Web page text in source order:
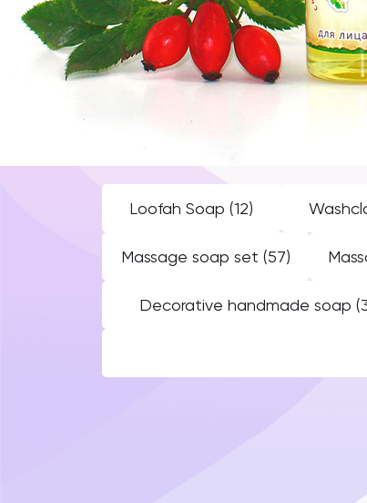
Loofah Soap(12)
Massage soap set (57)
Decorative handmade soap